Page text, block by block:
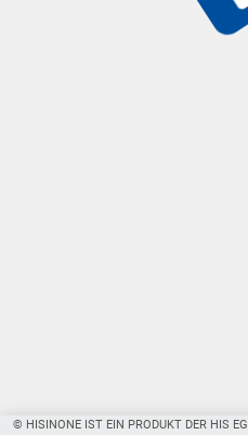
© HISINONE IST EIN PRODUKT DER HIS EG